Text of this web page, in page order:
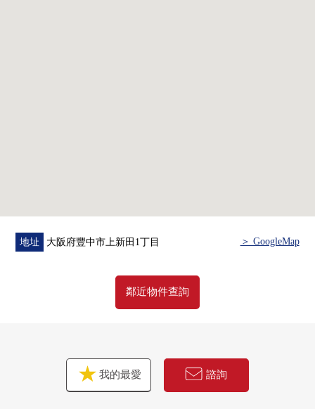
地址 大阪府豐中市上新田1丁目 ＞ GoogleMap
鄰近物件查詢
我的最愛 諮詢